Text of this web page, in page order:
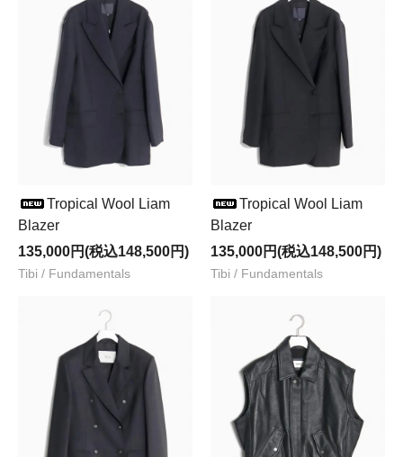
Tropical Wool Liam
Blazer
135,000円(税込148,500円)
Tibi / Fundamentals
Tropical Wool Liam
Blazer
135,000円(税込148,500円)
Tibi / Fundamentals